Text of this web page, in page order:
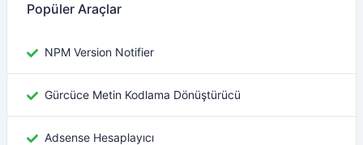
Popüler Araçlar
NPM Version Notifier
Gürcüce Metin Kodlama Dönüştürücü
Adsense Hesaplayıcı